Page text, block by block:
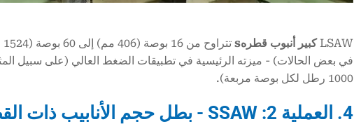
LSAW كبير أنبوب قطرهs
في بعض الحالات) - ميزته الرئيسية في تطبيقات الضغط العالي (على سبيل
1000 رطل لكل بوصة مربعة).
4. العملية 2: SSAW - بطل حجم الأنابيب ذات القطر الكبير